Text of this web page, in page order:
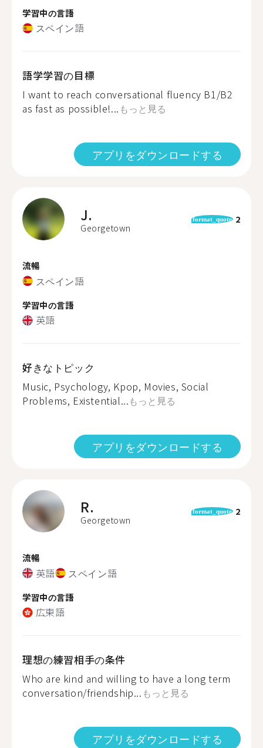
学習中の言語
スペイン語
語学学習の目標
I want to reach conversational fluency B1/B2
as fast as possible!... もっと見る
アプリをダウンロードする
J.
Georgetown
format_quote 2
流暢
スペイン語
学習中の言語
英語
好きなトピック
Music, Psychology, Kpop, Movies, Social
Problems, Existential...もっと見る
アプリをダウンロードする
R.
Georgetown
format_quote 2
流暢
英語 スペイン語
学習中の言語
広東語
理想の練習相手の条件
Who are kind and willing to have a long term
conversation/friendship... もっと見る
アプリをダウンロードする